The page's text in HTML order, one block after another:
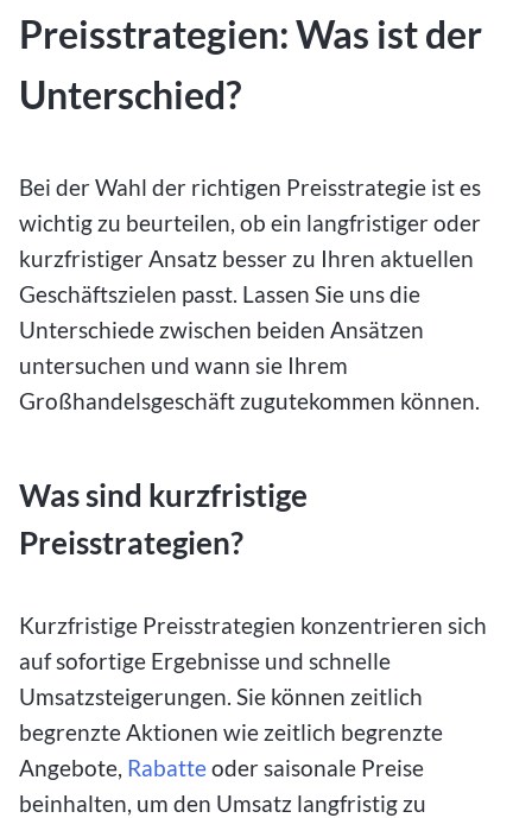
Preisstrategien: Was ist der
Unterschied?
Bei der Wahl der richtigen Preisstrategie ist es
wichtig zu beurteilen, ob ein langfristiger oder
kurzfristiger Ansatz besser zu Ihren aktuellen
Geschäftszielen passt. Lassen Sie uns die
Unterschiede zwischen beiden Ansätzen
untersuchen und wann sie Ihrem
Großhandelsgeschäft zugutekommen können.
Was sind kurzfristige
Preisstrategien?
Kurzfristige Preisstrategien konzentrieren sich
auf sofortige Ergebnisse und schnelle
Umsatzsteigerungen. Sie können zeitlich
begrenzte Aktionen wie zeitlich begrenzte
Angebote, Rabatteoder saisonale Preise
beinhalten, um den Umsatz langfristig zu